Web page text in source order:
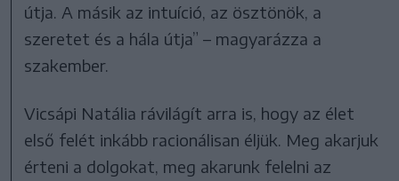
útja. A másik az intuíció, az ösztönök, a
szeretet és a hála útja” – magyarázza a
szakember.
Vicsápi Natália rávilágít arra is, hogy az élet
első felét inkább racionálisan éljük. Meg akarjuk
érteni a dolgokat, meg akarunk felelni az